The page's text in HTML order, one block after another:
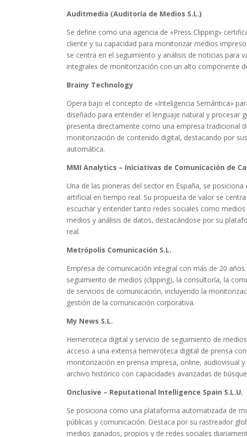
Auditmedia (Auditoría de Medios S.L.)
Se define como una agencia de «Press Clipping»
cliente y su capacidad para monitorizar medios
se centra en el seguimiento y análisis de noticias para
integrales de monitorización con un alto componente
Brainy Technology
Opera bajo el concepto de «Inteligencia Semántica»
diseñado para entender el lenguaje natural y procesar
presenta directamente como una empresa tradicional
monitorización de contenido digital, destacando por
automática.
MMI Analytics – Iniciativas de Comunicación de
Una de las pioneras del sector en España, se
artificial en tiempo real. Su propuesta de valor se
escuchar y entender tanto redes sociales como
medios y análisis de datos, destacándose por su
real.
Metrópolis Comunicación S.L.
Empresa de comunicación integral con más de 20
seguimiento de medios (clipping), la consultoría, la
de servicios de comunicación, incluyendo la
gestión de la comunicación corporativa.
My News S.L.
Hemeroteca digital y servicio de seguimiento de
acceso a una extensa hemeroteca digital de prensa
monitorización en prensa impresa, online, audiovisual
archivo histórico con capacidades avanzadas de
Onclusive – Reputational Intelligence Spain S.L.U.
Se posiciona como una plataforma automatizada de
públicas y comunicación. Destaca por su rastreador
medios ganados, propios y de redes sociales